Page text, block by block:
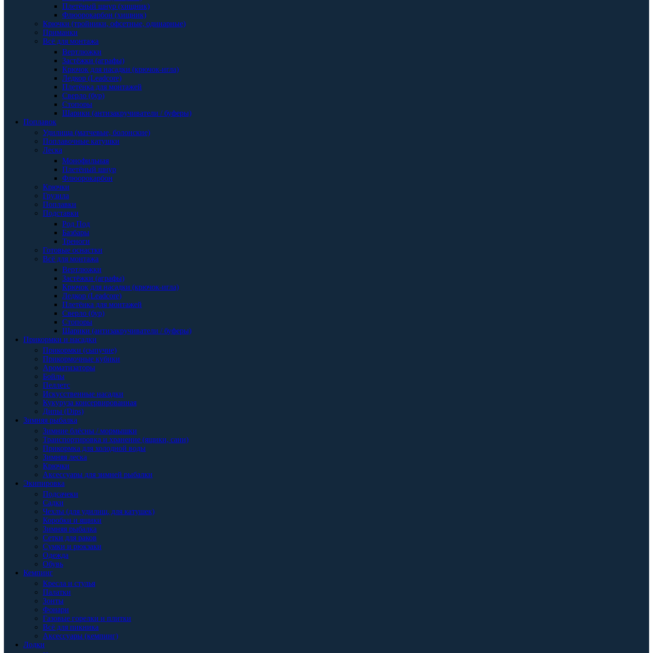
Плетёный шнур (хищник)
Флюорокарбон (хищник)
Крючки (тройники, офсетные, одинарные)
Приманки
Всё для монтажа
Вертлюжки
Застёжки (аграфы)
Крючок для насадки (крючок-игла)
Ледкор (Leadcore)
Плетёнка для монтажей
Сверло (бур)
Стопоры
Шарики (антизакручиватели / буферы)
Поплавок
Удилища (матчевые, болонские)
Поплавочные катушки
Леска
Монофильная
Плетёный шнур
Флюорокарбон
Крючки
Грузила
Поплавки
Подставки
Род Под
Базбары
Треноги
Готовые оснастки
Всё для монтажа
Вертлюжки
Застёжки (аграфы)
Крючок для насадки (крючок-игла)
Ледкор (Leadcore)
Плетёнка для монтажей
Сверло (бур)
Стопоры
Шарики (антизакручиватели / буферы)
Прикормки и насадки
Прикормки (сыпучие)
Прикормочные кубики
Ароматизаторы
Бойлы
Пеллетс
Искусственные насадки
Кукуруза консервированная
Дипы (Dips)
Зимняя рыбалка
Зимние блёсны / мормышки
Транспортировка и хранение (ящики, сани)
Прикормка для холодной воды
Зимняя леска
Крючки
Аксессуары для зимней рыбалки
Экипировка
Подсачеки
Садки
Чехлы (для удилищ, для катушек)
Коробки и ящики
Зимняя рыбалка
Сетки для раков
Сумки и рюкзаки
Одежда
Обувь
Кемпинг
Кресла и стулья
Палатки
Зонты
Фонари
Газовые горелки и плитки
Всё для пикника
Аксессуары (кемпинг)
Лодки